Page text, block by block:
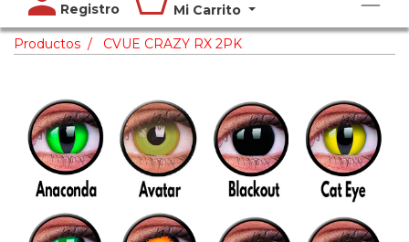
Registro
Mi Carrito
Productos CVUE CRAZY RX 2PK